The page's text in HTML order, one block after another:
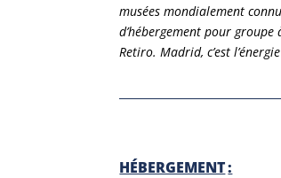
musées mondialement
d’hébergement pour
Retiro. Madrid, c’est
HÉBERGEMENT: